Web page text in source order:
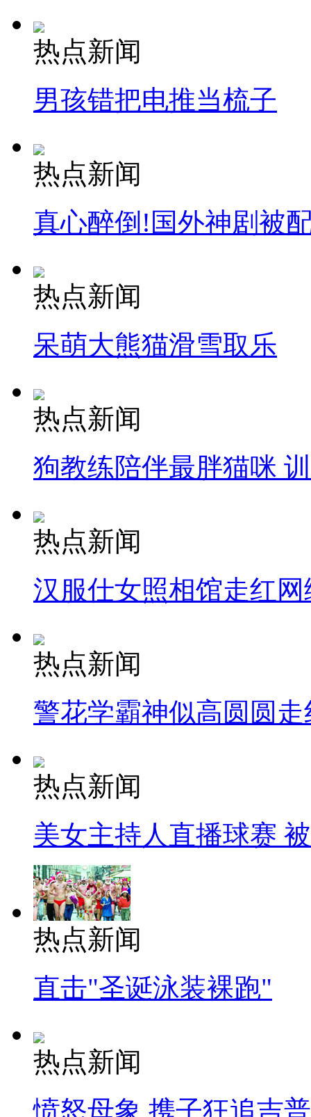
热点新闻
男孩错把电推当梳子
热点新闻
真心醉倒!国外神剧被
热点新闻
呆萌大熊猫滑雪取乐
热点新闻
狗教练陪伴最胖猫咪
热点新闻
汉服仕女照相馆走红网
热点新闻
警花学霸神似高圆圆走
热点新闻
美女主持人直播球赛
热点新闻
直击"圣诞泳装裸跑"
热点新闻
愤怒母象 携子狂追吉